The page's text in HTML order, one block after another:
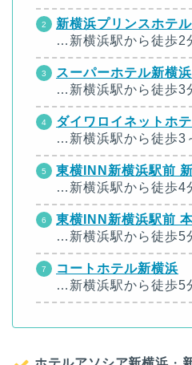
新横浜プリンスホテル
…新横浜駅から徒歩2
スーパーホテル新横浜
…新横浜駅から徒歩3
ダイワロイネットホ
…新横浜駅から徒歩3
東横INN新横浜駅前
…新横浜駅から徒歩4
東横INN新横浜駅前
…新横浜駅から徒歩5
コートホテル新横浜
…新横浜駅から徒歩5